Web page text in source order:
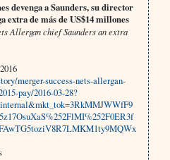
devenga a Saunders, su director
extra de más de US$14 millones
Allergan chief Saunders an extra
merger-success-nets-allergan-
pay/2016-03-28?